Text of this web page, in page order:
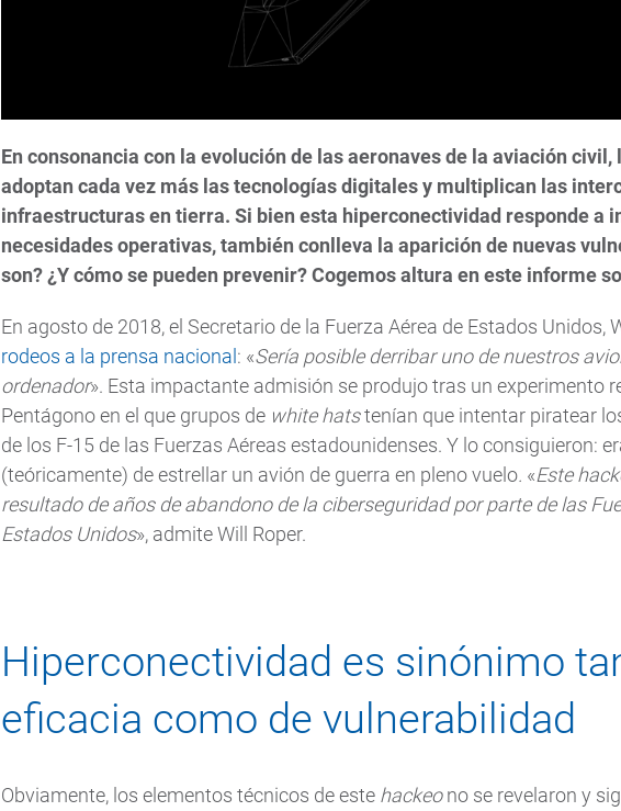
En consonancia con la evolución de las aeronaves de la aviación
adoptan cada vez más las tecnologías digitales y multiplican las
infraestructuras en tierra. Si bien esta hiperconectividad responde a
necesidades operativas, también conlleva la aparición de nuevas
son? ¿Y cómo se pueden prevenir? Cogemos altura en este informe
En agosto de 2018, el Secretario de la Fuerza Aérea de Estados Unidos,
rodeos a la prensa nacional : «Sería posible derribar uno de nuestros
ordenador». Esta impactante admisión se produjo tras un experimento
Pentágono en el que grupos de white hatstenían que intentar piratear
de los F-15 de las Fuerzas Aéreas estadounidenses. Y lo consiguieron:
(teóricamente) de estrellar un avión de guerra en pleno vuelo. «Este
resultado de años de abandono de la ciberseguridad por parte de las
Estados Unidos», admite Will Roper.
Hiperconectividad es sinónimo
eficacia como de vulnerabilidad
Obviamente, los elementos técnicos de este hackeono se revelaron y